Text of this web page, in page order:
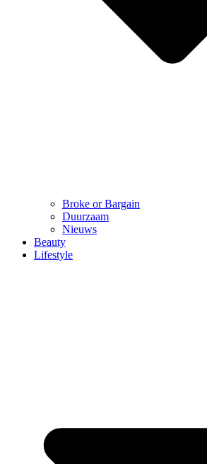
Broke or Bargain
Duurzaam
Nieuws
Beauty
Lifestyle